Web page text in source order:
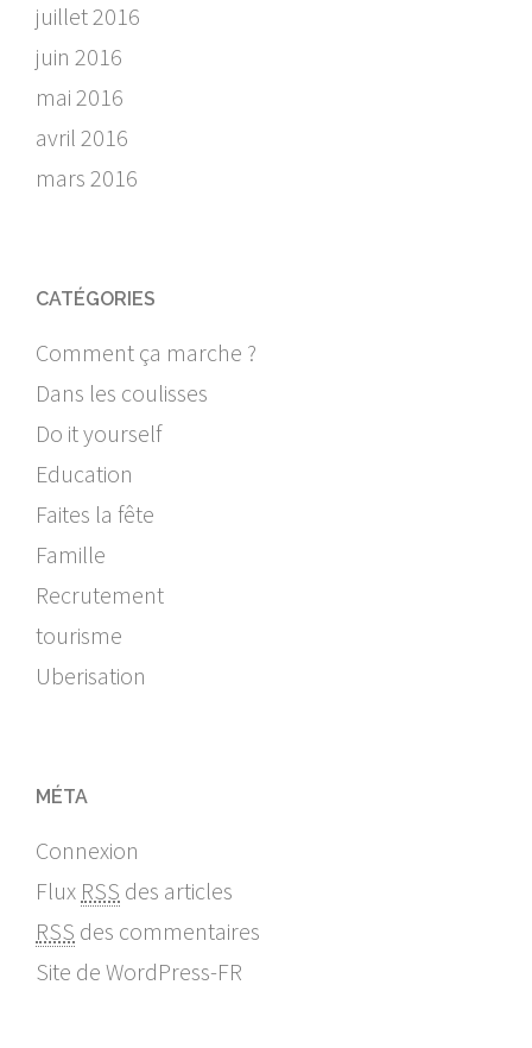
juillet 2016
juin 2016
mai 2016
avril 2016
mars 2016
CATÉGORIES
Comment ça marche ?
Dans les coulisses
Do it yourself
Education
Faites la fête
Famille
Recrutement
tourisme
Uberisation
MÉTA
Connexion
Flux RSS des articles
RSS des commentaires
Site de WordPress-FR